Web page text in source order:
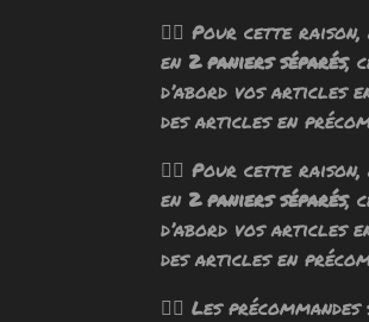
🧙‍♂️ Pour cette
en 2 paniers séparés,
d’abord vos articles
des articles en
🧙‍♂️ Pour cette
en 2 paniers séparés,
d’abord vos articles
des articles en
🧙‍♂️ Les